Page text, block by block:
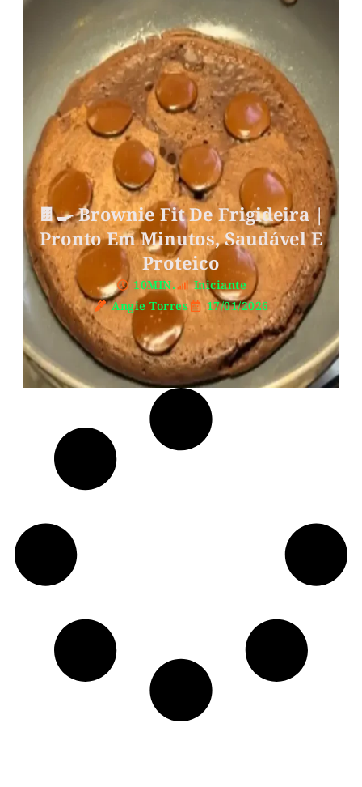
🍫🍳 Brownie Fit De Frigideira |
Pronto Em Minutos, Saudável E
Proteico
10MIN.
Iniciante
Angie Torres
17/01/2026